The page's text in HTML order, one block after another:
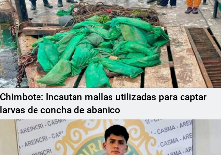
Chimbote: Incautan mallas utilizadas para captar
larvas de concha de abanico